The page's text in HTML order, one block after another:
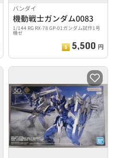
バンダイ
機動戦士ガンダム0083
1/144 RG RX-78 GP-01ガンダム試作1号
機ゼ
5,500 円